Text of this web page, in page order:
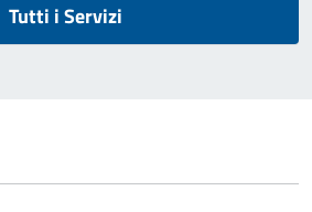
Tutti i Servizi